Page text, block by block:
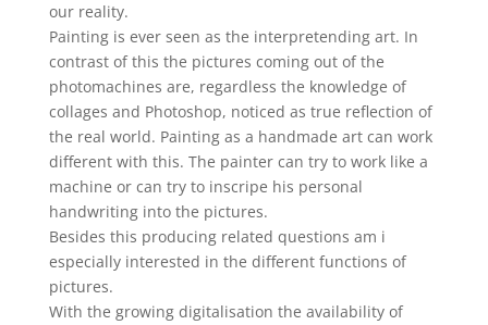
our reality.
Painting is ever seen as the interpretending art. In
contrast of this the pictures coming out of the
photomachines are, regardless the knowledge of
collages and Photoshop, noticed as true reflection of
the real world. Painting as a handmade art can work
different with this. The painter can try to work like a
machine or can try to inscripe his personal
handwriting into the pictures.
Besides this producing related questions am i
especially interested in the different functions of
pictures.
With the growing digitalisation the availability of